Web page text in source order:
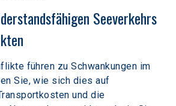
Seeverkehrs
führen zu Schwankungen im
Sie, wie sich dies auf
und die